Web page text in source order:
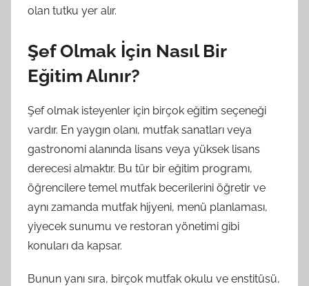
olan tutku yer alır.
Şef Olmak İçin Nasıl Bir
Eğitim Alınır?
Şef olmak isteyenler için birçok eğitim seçeneği
vardır. En yaygın olanı, mutfak sanatları veya
gastronomi alanında lisans veya yüksek lisans
derecesi almaktır. Bu tür bir eğitim programı,
öğrencilere temel mutfak becerilerini öğretir ve
aynı zamanda mutfak hijyeni, menü planlaması,
yiyecek sunumu ve restoran yönetimi gibi
konuları da kapsar.
Bunun yanı sıra, birçok mutfak okulu ve enstitüsü,